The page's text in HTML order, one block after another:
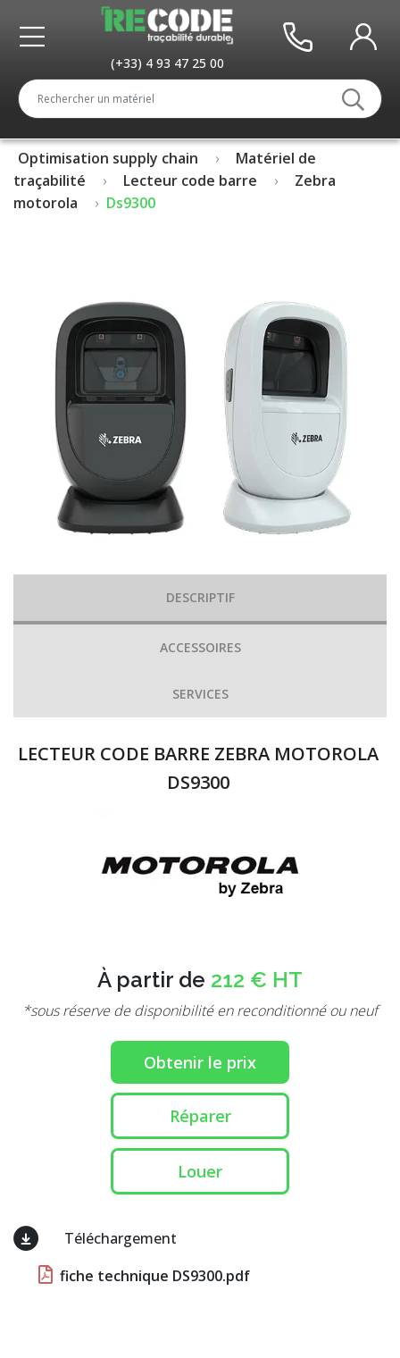
(+33) 4 93 47 25 00
Optimisation supply chain
Matériel de
traçabilité
Lecteur code barre
Zebra
motorola
Ds9300
DESCRIPTIF
ACCESSOIRES
SERVICES
LECTEUR CODE BARRE ZEBRA MOTOROLA
DS9300
À partir de 212 € HT
*sous réserve de disponibilité en reconditionné ou neuf
Obtenir le prix
Réparer
Louer
Téléchargement
fiche technique DS9300.pdf